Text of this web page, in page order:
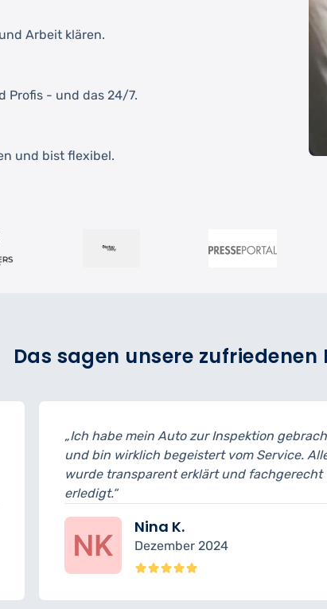
Arbeit klären.
Profis - und das 24/7.
und bist flexibel.
Das sagen unsere zufriedenen
zur Inspektion gebracht
vom Service. Alles
erklärt und fachgerecht
„Der
musste ich 15
geplant.